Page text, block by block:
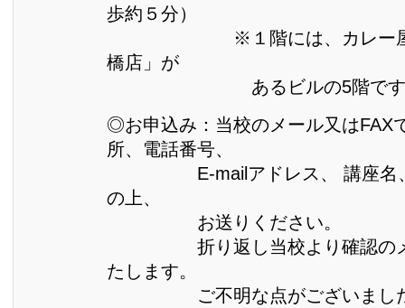
歩約５分）
※１階には、カレー屋「
橋店」が
あるビルの5階です
◎お申込み：当校のメール又はFAX
所、電話番号、
E-mailアドレス、 講座名、
の上、
お送りください。
折り返し当校より確認のメ
たします。
ご不明な点がございました